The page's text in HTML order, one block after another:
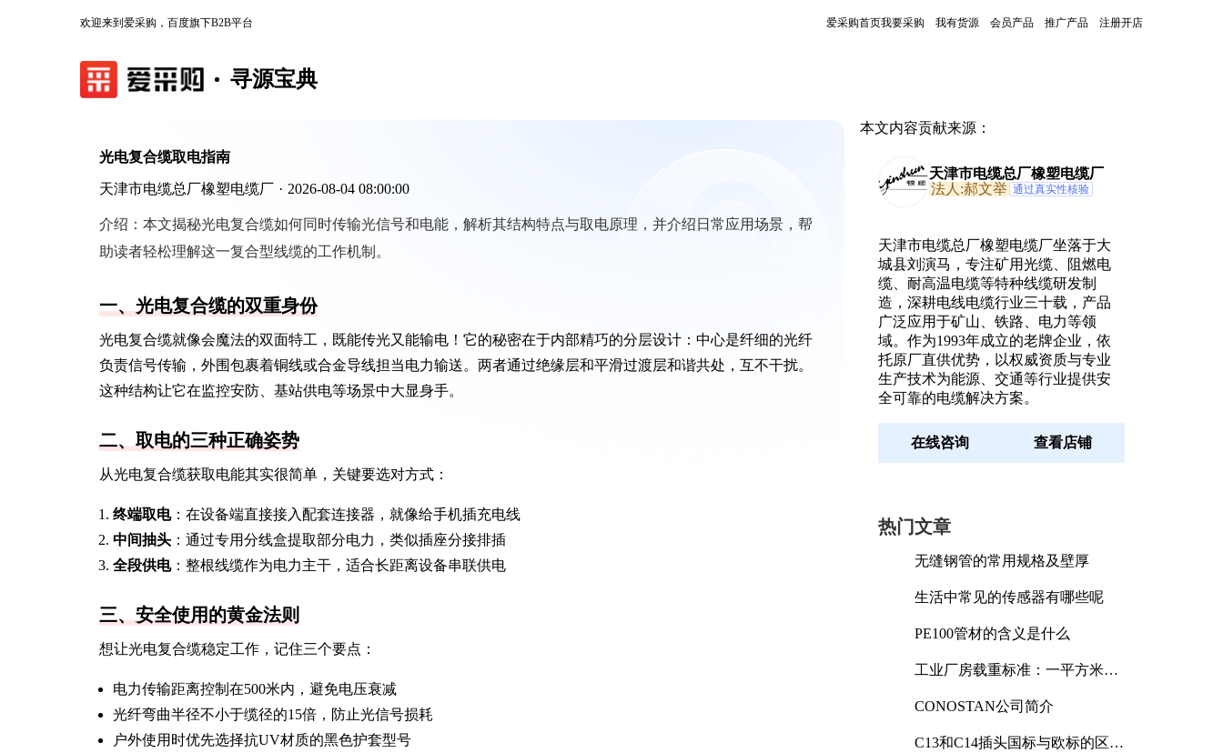
欢迎来到爱采购，百度旗下B2B平台 爱采购首页我要采购 我有货源 会员产品 推广产品 注册开店
寻源宝典
光电复合缆取电指南
天津市电缆总厂橡塑电缆厂 · 2026-08-04 08:00:00
介绍： 本文揭秘光电复合缆如何同时传输光信号和电能，解析其结构特点与取电原理，并介绍日常应用场景，帮
助读者轻松理解这一复合型线缆的工作机制。
一、光电复合缆的双重身份
光电复合缆就像会魔法的双面特工，既能传光又能输电！它的秘密在于内部精巧的分层设计：中心是纤细的光纤
负责信号传输，外围包裹着铜线或合金导线担当电力输送。两者通过绝缘层和平滑过渡层和谐共处，互不干扰。
这种结构让它在监控安防、基站供电等场景中大显身手。
二、取电的三种正确姿势
从光电复合缆获取电能其实很简单，关键要选对方式：
终端取电：在设备端直接接入配套连接器，就像给手机插充电线
中间抽头 ：通过专用分线盒提取部分电力，类似插座分接排插
全段供电：整根线缆作为电力主干，适合长距离设备串联供电
三、安全使用的黄金法则
想让光电复合缆稳定工作，记住三个要点：
电力传输距离控制在500米内，避免电压衰减
光纤弯曲半径不小于缆径的15倍，防止光信号损耗
户外使用时优先选择抗UV材质的黑色护套型号
本文内容贡献来源：
天津市电缆总厂橡塑电缆厂
法人:郝文举 通过真实性核验
天津市电缆总厂橡塑电缆厂坐落于大
城县刘演马，专注矿用光缆、阻燃电
缆、耐高温电缆等特种线缆研发制
造，深耕电线电缆行业三十载，产品
广泛应用于矿山、铁路、电力等领
域。作为1993年成立的老牌企业，依
托原厂直供优势，以权威资质与专业
生产技术为能源、交通等行业提供安
全可靠的电缆解决方案。
在线咨询 查看店铺
热门文章
无缝钢管的常用规格及壁厚
生活中常见的传感器有哪些呢
PE100管材的含义是什么
工业厂房载重标准：一平方米能
CONOSTAN公司简介
C13和C14插头国标与欧标的区别